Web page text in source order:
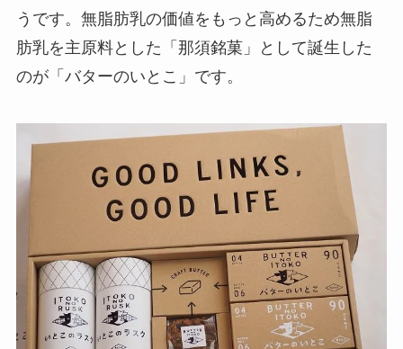
うです。無脂肪乳の価値をもっと高めるため無脂
肪乳を主原料とした「那須銘菓」として誕生した
のが「バターのいとこ」です。